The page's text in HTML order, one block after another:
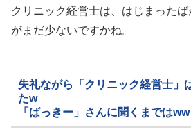
クリニック経営士は、はじまった
がまだ少ないですかね。
失礼ながら「クリニック経営士」
たw
「ばっきー」さんに聞くまではww